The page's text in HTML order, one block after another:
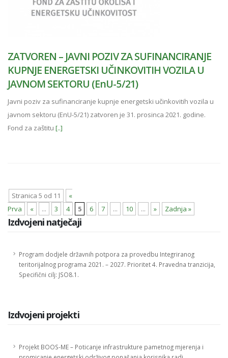
ZATVOREN – JAVNI POZIV ZA SUFINANCIRANJE
KUPNJE ENERGETSKI UČINKOVITIH VOZILA U
JAVNOM SEKTORU (EnU-5/21)
Javni poziv za sufinanciranje kupnje energetski učinkovitih vozila u
javnom sektoru (EnU-5/21) zatvoren je 31. prosinca 2021. godine.
Fond za zaštitu [..]
Stranica 5 od 11
«
Prva
« ... 3 4 5 6 7 ... 10 ... » Zadnja »
Izdvojeni natječaji
Program dodjele državnih potpora za provedbu Integriranog
teritorijalnog programa 2021. – 2027. Prioritet 4. Pravedna tranzicija,
Specifični cilj: JSO8.1.
Izdvojeni projekti
Projekt BOOS-ME – Poticanje infrastrukture pametnog mjerenja i